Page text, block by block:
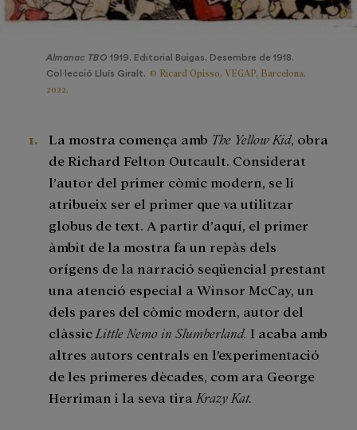
Almanac TBO 1919. Editorial Buigas. Desembre de 1918.
Col·lecció Lluís Giralt. © Ricard Opisso, VEGAP, Barcelona,
2022.
La mostra comença amb The Yellow Kid, obra
de Richard Felton Outcault. Considerat
l’autor del primer còmic modern, se li
atribueix ser el primer que va utilitzar
globus de text. A partir d’aquí, el primer
àmbit de la mostra fa un repàs dels
orígens de la narració seqüencial prestant
una atenció especial a Winsor McCay, un
dels pares del còmic modern, autor del
clàssic Little Nemo in Slumberland. I acaba amb
altres autors centrals en l’experimentació
de les primeres dècades, com ara George
Herriman i la seva tira Krazy Kat.